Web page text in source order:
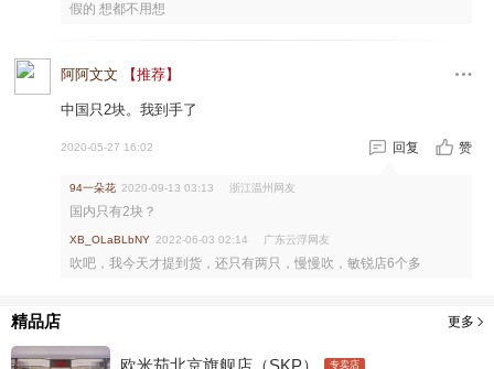
假的 想都不用想
阿阿文文 【推荐】
中国只2块。我到手了
2020-05-27 16:02 回复 赞
94一朵花 2020-09-13 03:13 浙江温州网友
国内只有2块？
XB_OLaBLbNY 2022-06-03 02:14 广东云浮网友
吹吧，我今天才提到货，还只有两只，慢慢吹，敏锐店6个多
精品店 更多
欧米茄北京旗舰店（SKP） 专卖店